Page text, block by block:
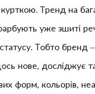
Тренд на
уже зшиті
Тобто
нове, досліджує
форм, кольорів,